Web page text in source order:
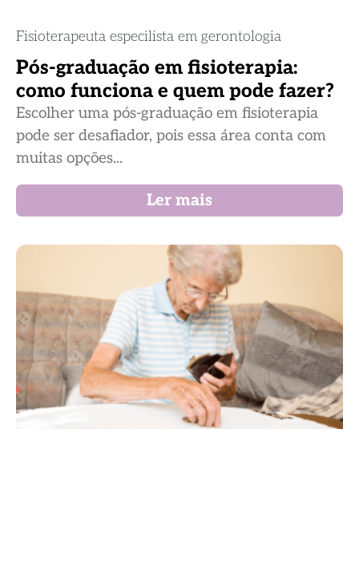
Fisioterapeuta especilista em gerontologia
Pós-graduação em fisioterapia:
como funciona e quem pode fazer?
Escolher uma pós-graduação em fisioterapia
pode ser desafiador, pois essa área conta com
muitas opções...
Ler mais